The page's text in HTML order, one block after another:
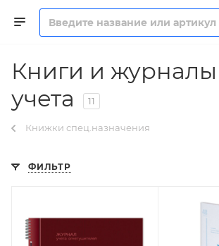
Книги и журналы
учета
11
Книжки спец.назначения
ФИЛЬТР